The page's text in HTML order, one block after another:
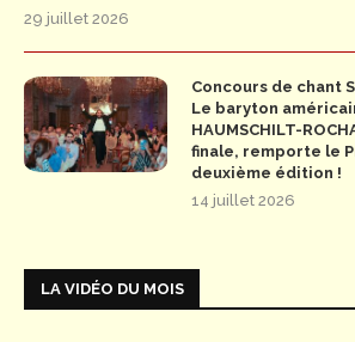
29 juillet 2026
Concours de chant
Le baryton
HAUMSCHILT-
finale, remporte le
deuxième édition !
14 juillet 2026
LA VIDÉO DU MOIS